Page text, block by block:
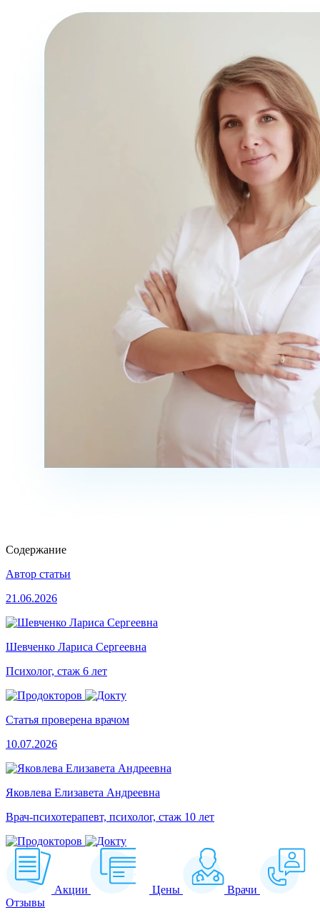
Содержание
Автор статьи
21.06.2026
Шевченко Лариса Сергеевна
Психолог, стаж 6 лет
Статья проверена врачом
10.07.2026
Яковлева Елизавета Андреевна
Врач-психотерапевт, психолог, стаж 10 лет
Акции Цены
Врачи
Отзывы